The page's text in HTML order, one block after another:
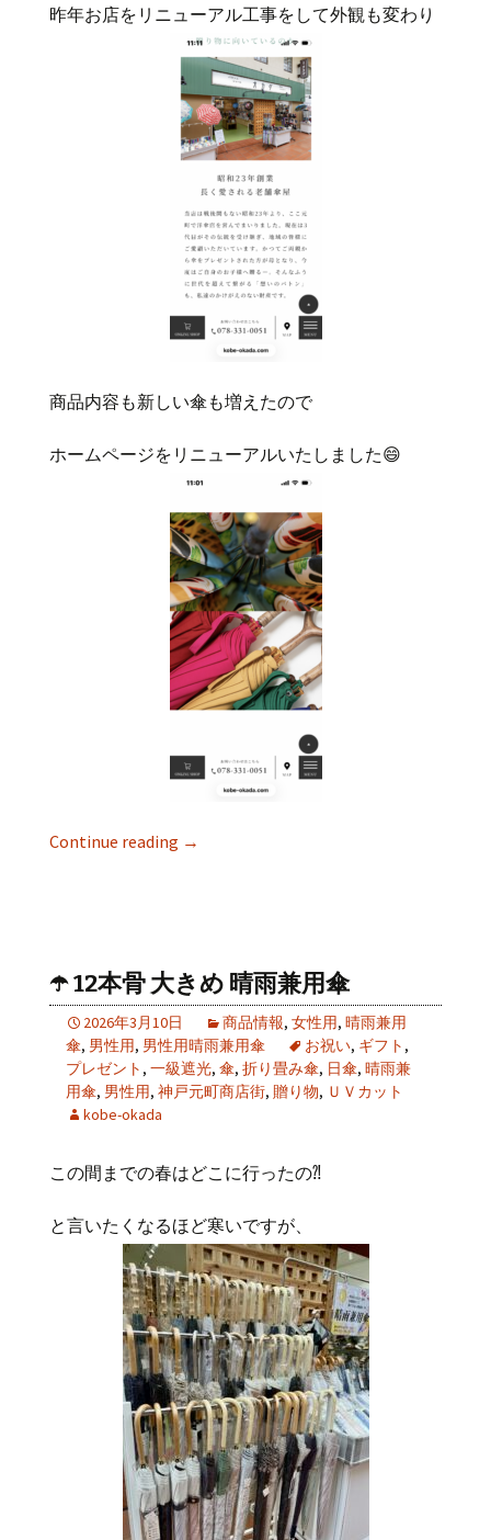
昨年お店をリニューアル工事をして外観も変わり
商品内容も新しい傘も増えたので
ホームページをリニューアルいたしました😄
Continue reading →
☂️ 12本骨 大きめ 晴雨兼用傘
2026年3月10日 商品情報, 女性用, 晴雨兼用
傘, 男性用, 男性用晴雨兼用傘 お祝い, ギフト ,
プレゼント , 一級遮光, 傘, 折り畳み傘, 日傘, 晴雨兼
用傘, 男性用, 神戸元町商店街, 贈り物, ＵＶカット
kobe-okada
この間までの春はどこに行ったの⁈
と言いたくなるほど寒いですが、